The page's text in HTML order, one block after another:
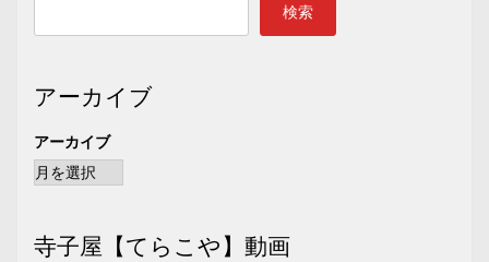
検索
アーカイブ
アーカイブ
寺子屋【てらこや】動画